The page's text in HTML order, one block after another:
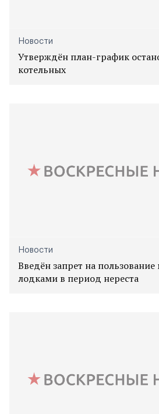
Новости
Утверждён план-график
котельных
Новости
Введён запрет на
лодками в период нереста